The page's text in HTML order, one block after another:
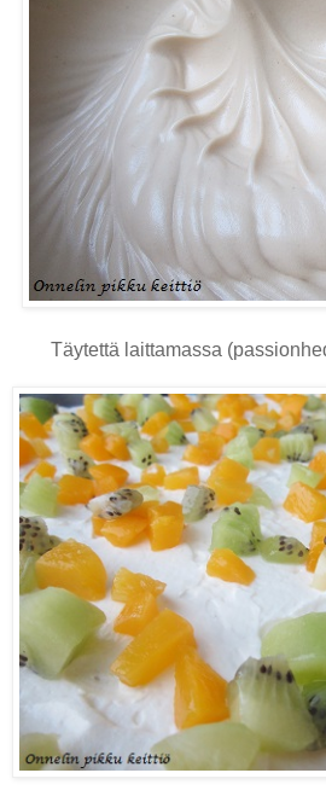
Täytettä laittamassa